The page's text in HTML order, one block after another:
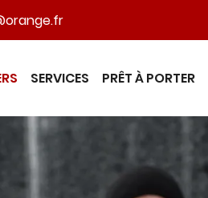
SERVICES PRÊT À PORTER